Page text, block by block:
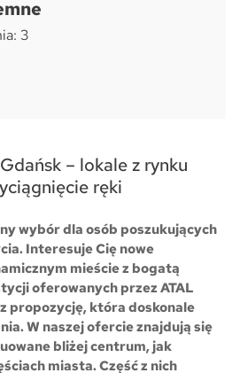
3
– lokale z rynku
ręki
wybór dla osób poszukujących
Interesuje Cię nowe
mieście z bogatą
oferowanych przez ATAL
propozycję, która doskonale
W naszej ofercie znajdują się
bliżej centrum, jak
miasta. Część z nich